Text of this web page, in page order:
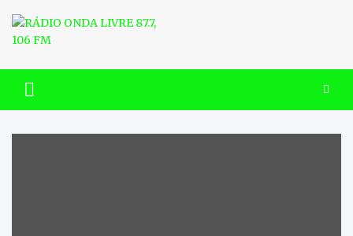
content
RÁDIO ONDA LIVRE 87.7, 106
FM